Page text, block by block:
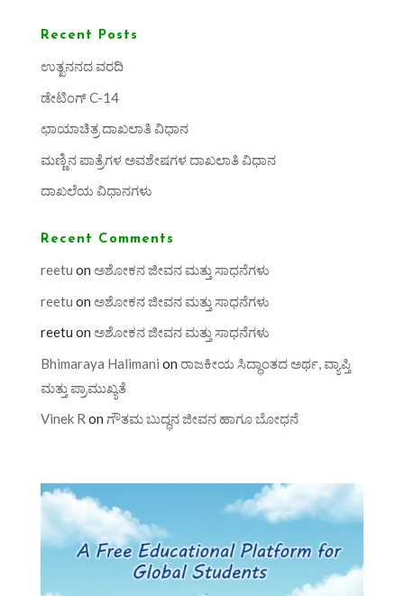
Recent Posts
ಉತ್ಖನನದ ವರದಿ
ಡೇಟಿಂಗ್ C-14
ಛಾಯಾಚಿತ್ರ ದಾಖಲಾತಿ ವಿಧಾನ
ಮಣ್ಣಿನ ಪಾತ್ರೆಗಳ ಅವಶೇಷಗಳ ದಾಖಲಾತಿ ವಿಧಾನ
ದಾಖಲೆಯ ವಿಧಾನಗಳು
Recent Comments
reetu on ಅಶೋಕನ ಜೀವನ ಮತ್ತು ಸಾಧನೆಗಳು
reetu on ಅಶೋಕನ ಜೀವನ ಮತ್ತು ಸಾಧನೆಗಳು
reetu on ಅಶೋಕನ ಜೀವನ ಮತ್ತು ಸಾಧನೆಗಳು
Bhimaraya Halimani on ರಾಜಕೀಯ ಸಿದ್ಧಾಂತದ ಅರ್ಥ, ವ್ಯಾಪ್ತಿ
ಮತ್ತು ಪ್ರಾಮುಖ್ಯತೆ
Vinek R on ಗೌತಮ ಬುದ್ಧನ ಜೀವನ ಹಾಗೂ ಬೋಧನೆ